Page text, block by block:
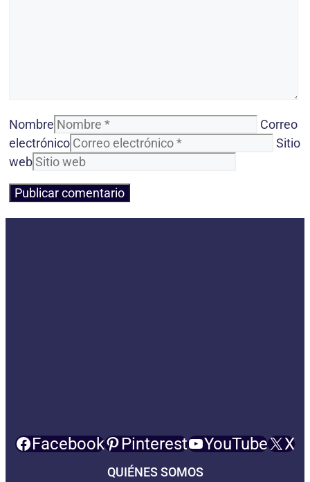
Nombre
Correo
electrónico
Sitio
web
Facebook Pinterest YouTube X
QUIÉNES SOMOS